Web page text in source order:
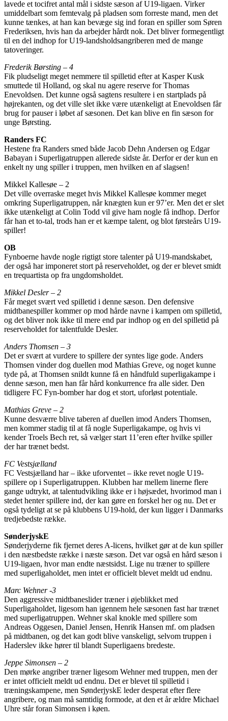
lavede et tocifret antal mål i sidste sæson af U19-ligaen. Virker
umiddelbart som femtevalg på pladsen som forreste mand, men det
kunne tænkes, at han kan bevæge sig ind foran en spiller som Søren
Frederiksen, hvis han da arbejder hårdt nok. Det bliver formegentligt
til en del indhop for U19-landsholdsangriberen med de mange
tatoveringer.
Frederik Børsting – 4
Fik pludseligt meget nemmere til spilletid efter at Kasper Kusk
smuttede til Holland, og skal nu agere reserve for Thomas
Enevoldsen. Det kunne også sagtens resultere i en startplads på
højrekanten, og det ville slet ikke være utænkeligt at Enevoldsen får
brug for pauser i løbet af sæsonen. Det kan blive en fin sæson for
unge Børsting.
Randers FC
Hestene fra Randers smed både Jacob Dehn Andersen og Edgar
Babayan i Superligatruppen allerede sidste år. Derfor er der kun en
enkelt ny ung spiller i truppen, men hvilken en af slagsen!
Mikkel Kallesøe – 2
Det ville overraske meget hvis Mikkel Kallesøe kommer meget
omkring Superligatruppen, når knægten kun er 97’er. Men det er slet
ikke utænkeligt at Colin Todd vil give ham nogle få indhop. Derfor
får han et to-tal, trods han er et kæmpe talent, og blot førsteårs U19-
spiller!
OB
Fynboerne havde nogle rigtigt store talenter på U19-mandskabet,
der også har imponeret stort på reserveholdet, og der er blevet smidt
en trequartista op fra ungdomsholdet.
Mikkel Desler – 2
Får meget svært ved spilletid i denne sæson. Den defensive
midtbanespiller kommer op mod hårde navne i kampen om spilletid,
og det bliver nok ikke til mere end par indhop og en del spilletid på
reserveholdet for talentfulde Desler.
Anders Thomsen – 3
Det er svært at vurdere to spillere der syntes lige gode. Anders
Thomsen vinder dog duellen mod Mathias Greve, og noget kunne
tyde på, at Thomsen snildt kunne få en håndfuld superligakampe i
denne sæson, men han får hård konkurrence fra alle sider. Den
tidligere FC Fyn-bomber har dog et stort, uforløst potentiale.
Mathias Greve – 2
Kunne desværre blive taberen af duellen imod Anders Thomsen,
men kommer stadig til at få nogle Superligakampe, og hvis vi
kender Troels Bech ret, så vælger start 11’eren efter hvilke spiller
der har trænet bedst.
FC Vestsjælland
FC Vestsjælland har – ikke uforventet – ikke revet nogle U19-
spillere op i Superligatruppen. Klubben har mellem linerne flere
gange udtrykt, at talentudvikling ikke er i højsædet, hvorimod man i
stedet henter spillere ind, der kan gøre en forskel her og nu. Det er
også tydeligt at se på klubbens U19-hold, der kun ligger i Danmarks
tredjebedste række.
SønderjyskE
Sønderjyderne fik fjernet deres A-licens, hvilket gør at de kun spiller
i den næstbedste række i næste sæson. Det var også en hård sæson i
U19-ligaen, hvor man endte næstsidst. Lige nu træner to spillere
med superligaholdet, men intet er officielt blevet meldt ud endnu.
Marc Wehner -3
Den aggressive midtbaneslider træner i øjeblikket med
Superligaholdet, ligesom han igennem hele sæsonen fast har trænet
med superligatruppen. Wehner skal knokle med spillere som
Andreas Oggesen, Daniel Jensen, Henrik Hansen mf. om pladsen
på midtbanen, og det kan godt blive vanskeligt, selvom truppen i
Haderslev ikke hører til blandt Superligaens bredeste.
Jeppe Simonsen – 2
Den mørke angriber træner ligesom Wehner med truppen, men der
er intet officielt meldt ud endnu. Det er blevet til spilletid i
træningskampene, men SønderjyskE leder desperat efter flere
angribere, og man må samtidig formode, at den et år ældre Michael
Uhre står foran Simonsen i køen.